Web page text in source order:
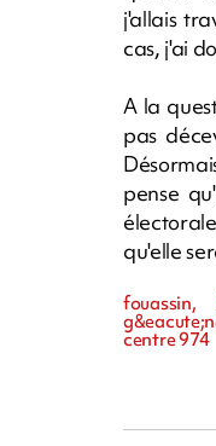
j'allais
cas, j'ai
A la
pas
pense
qu'elle
fouassin,
centre 974